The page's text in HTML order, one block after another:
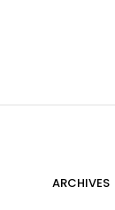
ARCHIVES